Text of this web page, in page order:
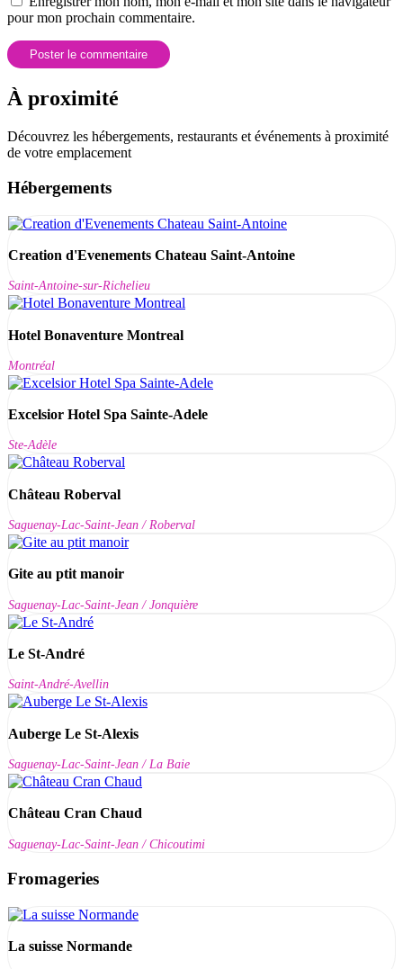
pour mon prochain commentaire.
À proximité
Découvrez les hébergements, restaurants et événements à proximité
de votre emplacement
Hébergements
Creation d'Evenements Chateau Saint-Antoine
Saint-Antoine-sur-Richelieu
Hotel Bonaventure Montreal
Montréal
Excelsior Hotel Spa Sainte-Adele
Ste-Adèle
Château Roberval
Saguenay-Lac-Saint-Jean / Roberval
Gite au ptit manoir
Saguenay-Lac-Saint-Jean / Jonquière
Le St-André
Saint-André-Avellin
Auberge Le St-Alexis
Saguenay-Lac-Saint-Jean / La Baie
Château Cran Chaud
Saguenay-Lac-Saint-Jean / Chicoutimi
Fromageries
La suisse Normande